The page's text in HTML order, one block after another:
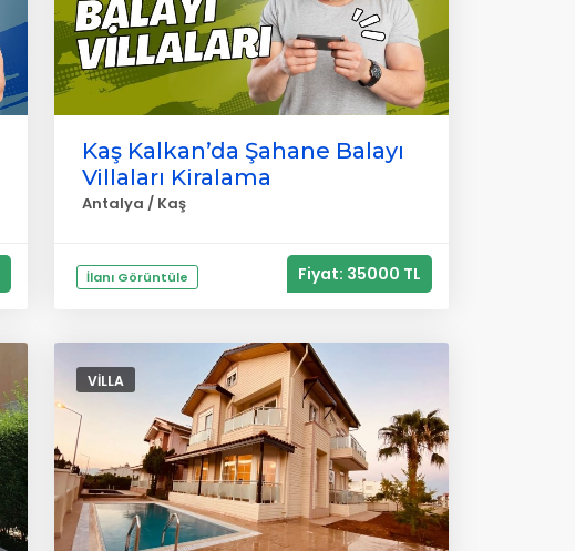
Kaş Kalkan’da Şahane Balayı
Villaları Kiralama
Antalya / Kaş
İlanı Görüntüle Fiyat: 35000 TL
VILLA